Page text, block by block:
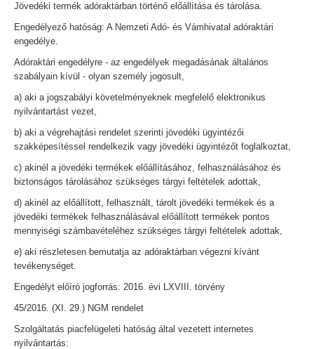
Jövedéki termék adóraktárban történő előállítása és tárolása.
Engedélyező hatóság: A Nemzeti Adó- és Vámhivatal adóraktári
engedélye.
Adóraktári engedélyre - az engedélyek megadásának általános
szabályain kívül - olyan személy jogosult,
a) aki a jogszabályi követelményeknek megfelelő elektronikus
nyilvántartást vezet,
b) aki a végrehajtási rendelet szerinti jövedéki ügyintézői
szakképesítéssel rendelkezik vagy jövedéki ügyintézőt foglalkoztat,
c) akinél a jövedéki termékek előállításához, felhasználásához és
biztonságos tárolásához szükséges tárgyi feltételek adottak,
d) akinél az előállított, felhasznált, tárolt jövedéki termékek és a
jövedéki termékek felhasználásával előállított termékek pontos
mennyiségi számbavételéhez szükséges tárgyi feltételek adottak,
e) aki részletesen bemutatja az adóraktárban végezni kívánt
tevékenységet.
Engedélyt előíró jogforrás: 2016. évi LXVIII. törvény
45/2016. (XI. 29.) NGM rendelet
Szolgáltatás piacfelügeleti hatóság által vezetett internetes
nyilvántartás: